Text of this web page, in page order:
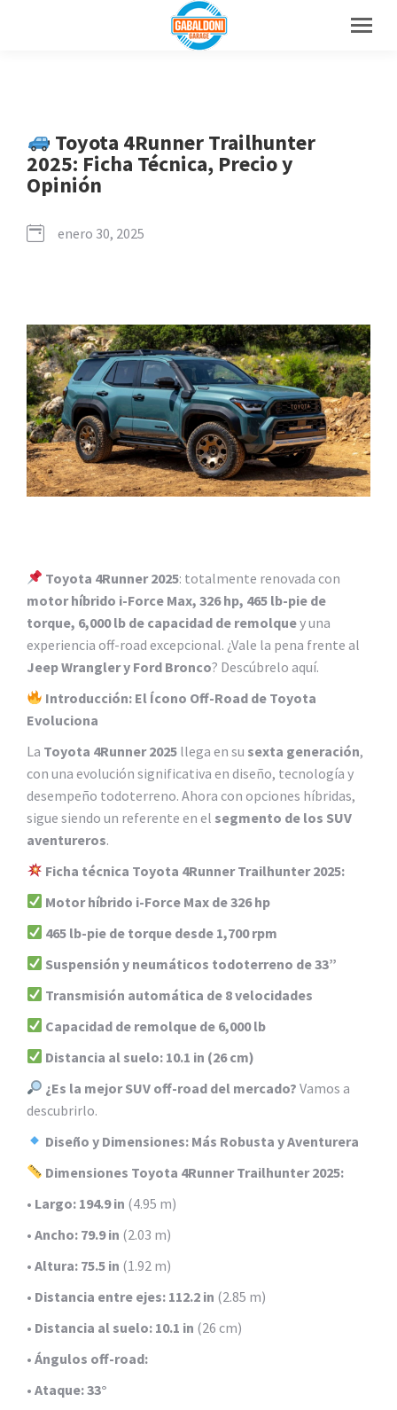
Toyota 4Runner Trailhunter
2025: Ficha Técnica, Precio y
Opinión
enero 30, 2025
Toyota 4Runner 2025: totalmente renovada con
motor híbrido i-Force Max, 326 hp, 465 lb-pie de
torque, 6,000 lb de capacidad de remolquey una
experiencia off-road excepcional. ¿Vale la pena frente al
Jeep Wrangler y Ford Bronco? Descúbrelo aquí.
Introducción: El Ícono Off-Road de Toyota
Evoluciona
La Toyota 4Runner 2025 llega en su sexta generación,
con una evolución significativa en diseño, tecnología y
desempeño todoterreno. Ahora con opciones híbridas,
sigue siendo un referente en el segmento de los SUV
aventureros.
Ficha técnica Toyota 4Runner Trailhunter 2025:
Motor híbrido i-Force Max de 326 hp
465 lb-pie de torque desde 1,700 rpm
Suspensión y neumáticos todoterreno de 33”
Transmisión automática de 8 velocidades
Capacidad de remolque de 6,000 lb
Distancia al suelo: 10.1 in (26 cm)
¿Es la mejor SUV off-road del mercado? Vamos a
descubrirlo.
Diseño y Dimensiones: Más Robusta y Aventurera
Dimensiones Toyota 4Runner Trailhunter 2025:
• Largo: 194.9 in (4.95 m)
• Ancho: 79.9 in (2.03 m)
• Altura: 75.5 in (1.92 m)
• Distancia entre ejes: 112.2 in (2.85 m)
• Distancia al suelo: 10.1 in (26 cm)
• Ángulos off-road:
• Ataque:33°